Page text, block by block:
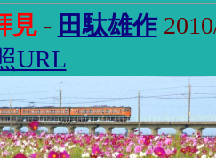
見- 田駄雄作
URL